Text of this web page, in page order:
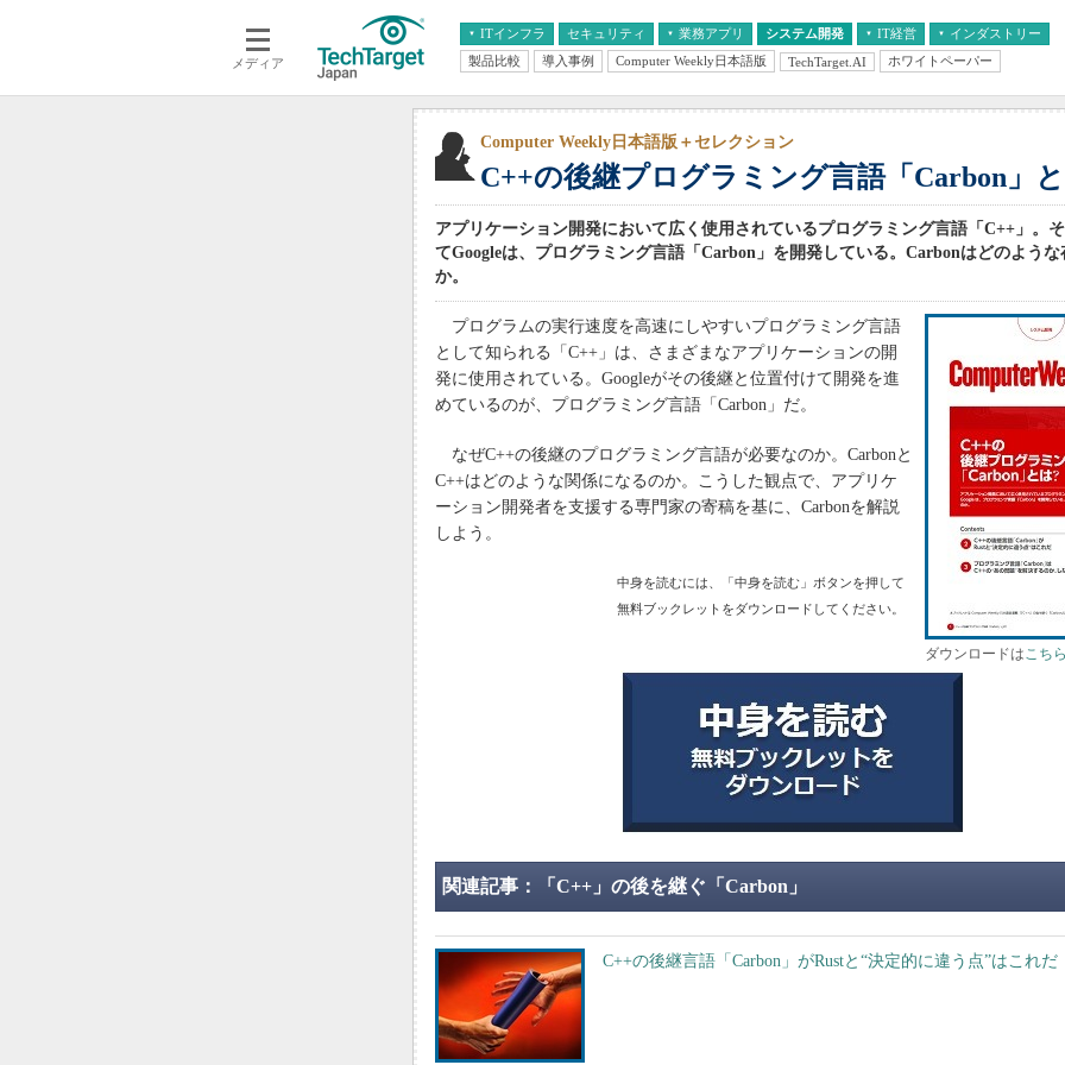
メディア
ITインフラ
クラウド
セキュリティ 業務アプリ
エンタープライズAI
ERP
データ分析
情報系システム
システム開発 IT経営
経営とIT
インダストリー
医療IT
製品比較 導入事例 Computer Weekly日本語版 TechTarget.AI ホワイトペーパー
C++の後継プログラミング言語「Carbon」
Computer Weekly日本語版＋セレクション
アプリケーション開発において広く使用されているプログラミング言語「C++」。
てGoogleは、プログラミング言語「Carbon」を開発している。Carbonはどのよう
か。
ダウンロードはこち
プログラムの実行速度を高速にしやすいプログラミング言語
として知られる「C++」は、さまざまなアプリケーションの開
発に使用されている。Googleがその後継と位置付けて開発を進
めているのが、プログラミング言語「Carbon」だ。
なぜC++の後継のプログラミング言語が必要なのか。Carbonと
C++はどのような関係になるのか。こうした観点で、アプリケ
ーション開発者を支援する専門家の寄稿を基に、Carbonを解説
しよう。
中身を読むには、「中身を読む」ボタンを押して
無料ブックレットをダウンロードしてください。
関連記事：「C++」の後を継ぐ「Carbon」
C++の後継言語「Carbon」がRustと“決定的に違う点”はこれだ